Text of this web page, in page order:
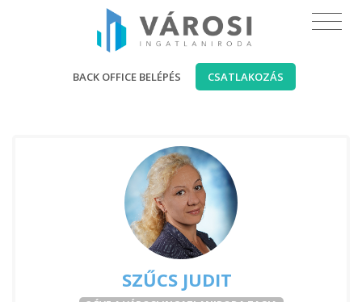
BACK OFFICE BELÉPÉS CSATLAKOZÁS
SZŰCS JUDIT